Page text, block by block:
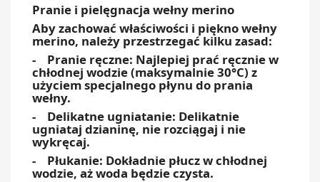
Pranie i pielęgnacja wełny merino
Aby zachować właściwości i piękno wełny
merino, należy przestrzegać kilku zasad:
- Pranie ręczne: Najlepiej prać ręcznie w
chłodnej wodzie (maksymalnie 30°C) z
użyciem specjalnego płynu do prania
wełny.
- Delikatne ugniatanie: Delikatnie
ugniataj dzianinę, nie rozciągaj i nie
wykręcaj.
- Płukanie: Dokładnie płucz w chłodnej
wodzie, aż woda będzie czysta.